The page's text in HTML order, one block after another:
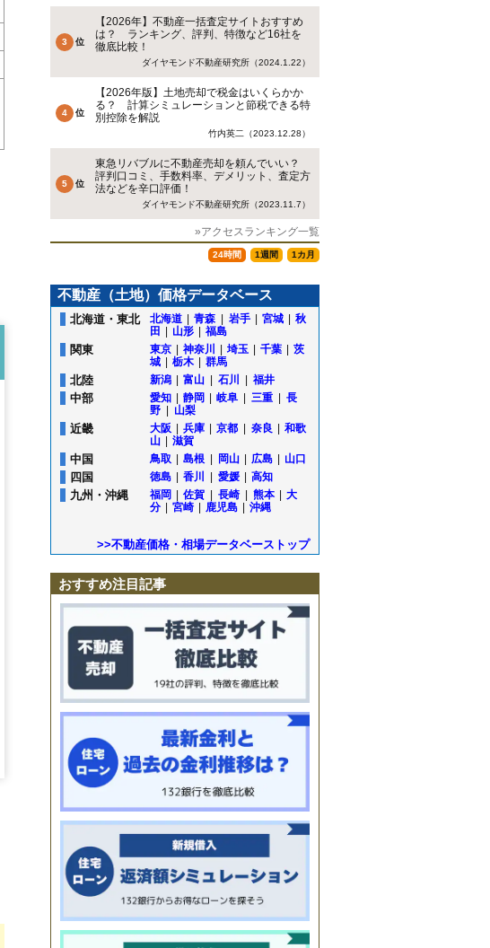
【2026年】不動産一括査定サイトおすすめ
は？ ランキング、評判、特徴など16社を
徹底比較！
ダイヤモンド不動産研究所（2024.1.22）
【2026年版】土地売却で税金はいくらかか
る？ 計算シミュレーションと節税できる特
別控除を解説
竹内英二（2023.12.28）
東急リバブルに不動産売却を頼んでいい？
評判口コミ、手数料率、デメリット、査定方
法などを辛口評価！
ダイヤモンド不動産研究所（2023.11.7）
»アクセスランキング一覧
24時間 1週間 1カ月
不動産（土地）価格データベース
北海道・東北 北海道 青森 岩手 宮城
秋
田
山形 福島
関東 東京 神奈川 埼玉 千葉
茨
城
栃木 群馬
北陸 新潟 富山 石川 福井
中部 愛知 静岡 岐阜 三重
長
野
山梨
近畿 大阪 兵庫 京都 奈良
和歌
山
滋賀
中国 鳥取 島根 岡山 広島 山口
四国 徳島 香川 愛媛 高知
九州・沖縄 福岡 佐賀 長崎 熊本
大
分
宮崎 鹿児島 沖縄
>>不動産価格・相場データベーストップ
おすすめ注目記事